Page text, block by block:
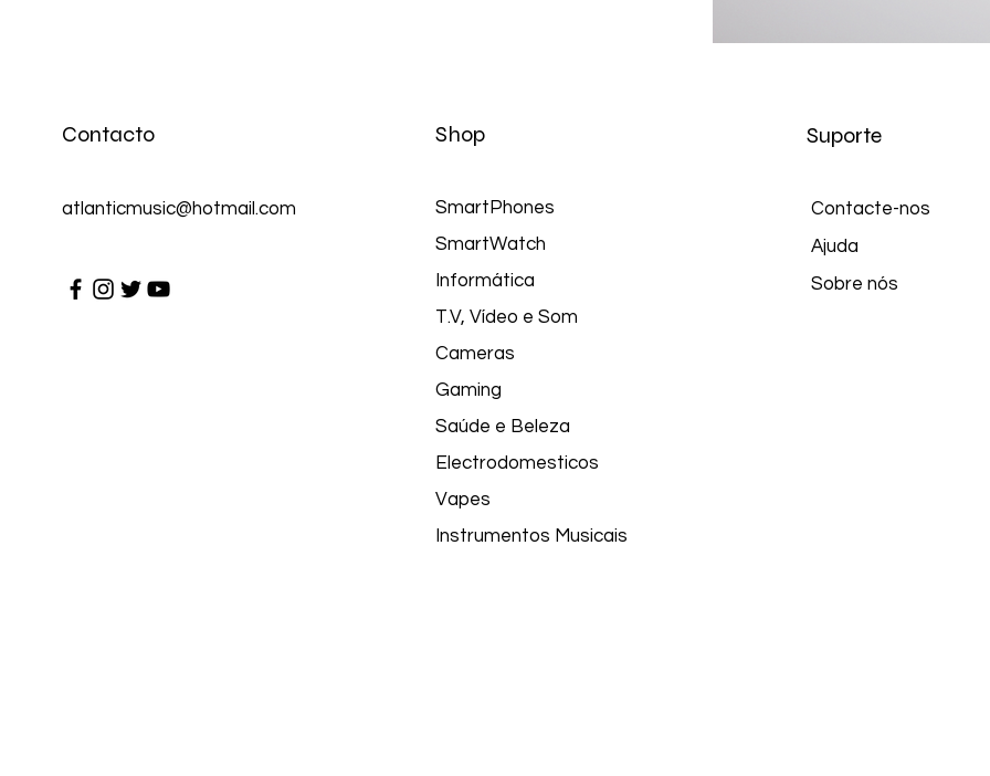
Contacto
atlanticmusic@hotmail.com
Shop
SmartPhones
SmartWatch
Informática
T.V, Vídeo e Som
Cameras
Gaming
Saúde e Beleza
Electrodomesticos
Vapes
Instrumentos Musicais
Suporte
Contacte-nos
Ajuda
Sobre nós